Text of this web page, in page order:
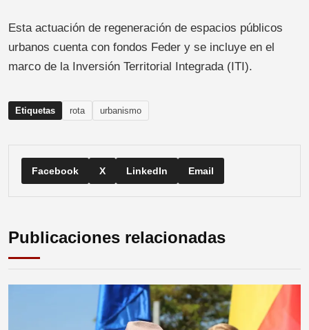
Esta actuación de regeneración de espacios públicos
urbanos cuenta con fondos Feder y se incluye en el
marco de la Inversión Territorial Integrada (ITI).
Etiquetas rota urbanismo
Facebook X LinkedIn Email
Publicaciones relacionadas